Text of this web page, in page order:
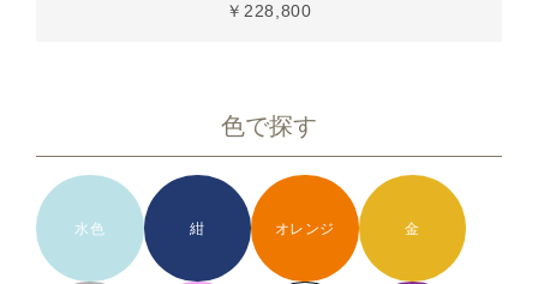
￥228,800
色で探す
水色 紺 オレンジ 金